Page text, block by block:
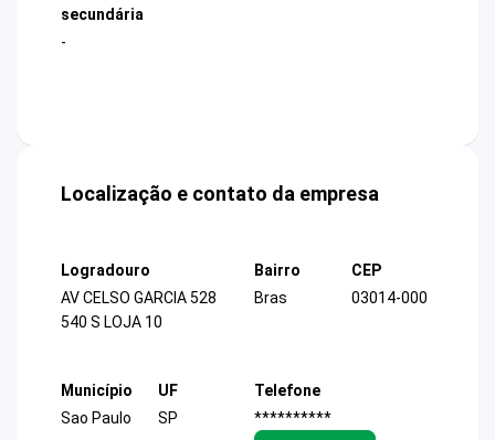
secundária
-
Localização e contato da empresa
Logradouro
AV CELSO GARCIA 528
540 S LOJA 10
Bairro
Bras
CEP
03014-000
Município
Sao Paulo
UF
SP
Telefone
**********